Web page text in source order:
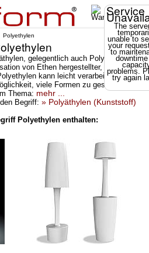
Service
The
unable to
your
to
problems.
try again
Polyethylen
gelegentlich auch Polyethen
von Ethen hergestellter,
kann leicht verarbeitet werden
viele Formen zu gestalten.
Thema: mehr ...
Begriff: » Polyäthylen (Kunststoff)
Polyethylen enthalten: